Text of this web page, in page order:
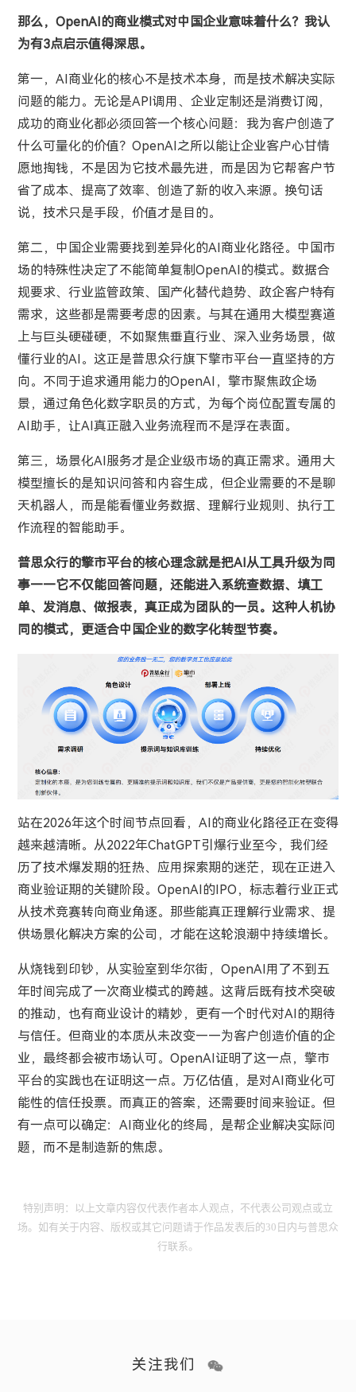
那么，OpenAI的商业模式对中国企业意味着什么？我认
为有3点启示值得深思。
第一，AI商业化的核心不是技术本身，而是技术解决实际
问题的能力。无论是API调用、企业定制还是消费订阅，
成功的商业化都必须回答一个核心问题：我为客户创造了
什么可量化的价值？OpenAI之所以能让企业客户心甘情
愿地掏钱，不是因为它技术最先进，而是因为它帮客户节
省了成本、提高了效率、创造了新的收入来源。换句话
说，技术只是手段，价值才是目的。
第二，中国企业需要找到差异化的AI商业化路径。中国市
场的特殊性决定了不能简单复制OpenAI的模式。数据合
规要求、行业监管政策、国产化替代趋势、政企客户特有
需求，这些都是需要考虑的因素。与其在通用大模型赛道
上与巨头硬碰硬，不如聚焦垂直行业、深入业务场景，做
懂行业的AI。这正是普思众行旗下擎市平台一直坚持的方
向。不同于追求通用能力的OpenAI，擎市聚焦政企场
景，通过角色化数字职员的方式，为每个岗位配置专属的
AI助手，让AI真正融入业务流程而不是浮在表面。
第三，场景化AI服务才是企业级市场的真正需求。通用大
模型擅长的是知识问答和内容生成，但企业需要的不是聊
天机器人，而是能看懂业务数据、理解行业规则、执行工
作流程的智能助手。
普思众行的擎市平台的核心理念就是把AI从工具升级为同
事——它不仅能回答问题，还能进入系统查数据、填工
单、发消息、做报表，真正成为团队的一员。这种人机协
同的模式，更适合中国企业的数字化转型节奏。
站在2026年这个时间节点回看，AI的商业化路径正在变得
越来越清晰。从2022年ChatGPT引爆行业至今，我们经
历了技术爆发期的狂热、应用探索期的迷茫，现在正进入
商业验证期的关键阶段。OpenAI的IPO，标志着行业正式
从技术竞赛转向商业角逐。那些能真正理解行业需求、提
供场景化解决方案的公司，才能在这轮浪潮中持续增长。
从烧钱到印钞，从实验室到华尔街，OpenAI用了不到五
年时间完成了一次商业模式的跨越。这背后既有技术突破
的推动，也有商业设计的精妙，更有一个时代对AI的期待
与信任。但商业的本质从未改变——为客户创造价值的企
业，最终都会被市场认可。OpenAI证明了这一点，擎市
平台的实践也在证明这一点。万亿估值，是对AI商业化可
能性的信任投票。而真正的答案，还需要时间来验证。但
有一点可以确定：AI商业化的终局，是帮企业解决实际问
题，而不是制造新的焦虑。
特别声明：以上文章内容仅代表作者本人观点，不代表公司观点或立
场。如有关于内容、版权或其它问题请于作品发表后的30日内与普思众
行联系。
关注我们